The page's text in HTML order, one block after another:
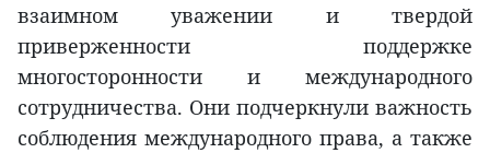
взаимном уважении и твердой
приверженности поддержке
многосторонности и международного
сотрудничества. Они подчеркнули важность
соблюдения международного права, а также